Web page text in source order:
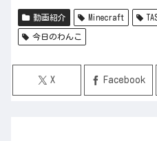
動画紹介 Minecraft
今日のわんこ
X Facebook